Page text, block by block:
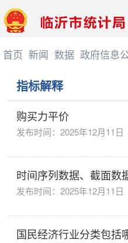
首页 新闻 数据 政府信息
指标解释
购买力平价
发布时间：2025年12月11日
时间序列数据、截面数
发布时间：2025年12月11日
国民经济行业分类包括